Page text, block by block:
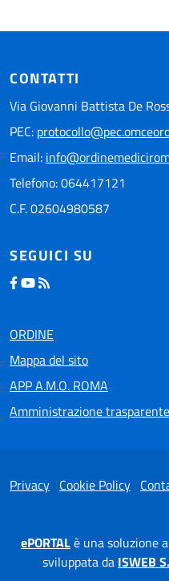
CONTATTI
Via Giovanni Battista De
PEC:
Email:
Telefono: 064417121
C.F. 02604980587
SEGUICI SU
ORDINE
Mappa del sito
APP A.M.O. ROMA
Amministrazione trasparente
Privacy Cookie Policy
ePORTALè una soluzione
sviluppata da ISWEB